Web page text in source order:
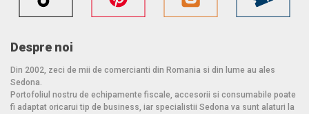
Despre noi
Din 2002, zeci de mii de comercianti din Romania si din lume au ales
Sedona.
Portofoliul nostru de echipamente fiscale, accesorii si consumabile poate
fi adaptat oricarui tip de business, iar specialistii Sedona va sunt alaturi la